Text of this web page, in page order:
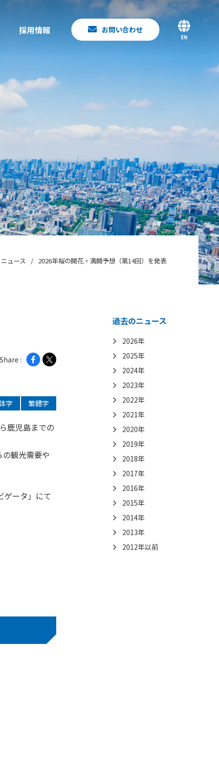
採用情報 お問い合わせ
EN
ニュース 2026年桜の開花・満開予想（第14回）を発表
Share :
字 繁體字
鹿児島までの
観光需要や
ゲータ」にて
過去のニュース
2026年
2025年
2024年
2023年
2022年
2021年
2020年
2019年
2018年
2017年
2016年
2015年
2014年
2013年
2012年以前